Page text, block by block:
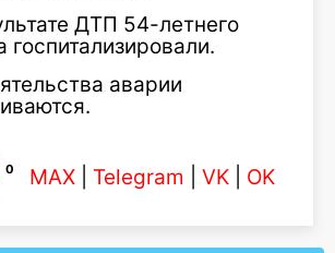
ДТП 54-летнего
госпитализировали.
аварии
0 MAX Telegram VK OK